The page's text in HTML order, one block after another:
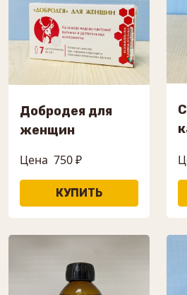
Добродея для
женщин
Цена 750 ₽